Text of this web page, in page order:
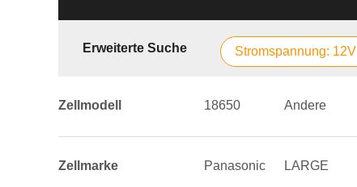
Erweiterte Suche Stromspannung: 12V
Zellmodell 18650 Andere
Zellmarke Panasonic LARGE